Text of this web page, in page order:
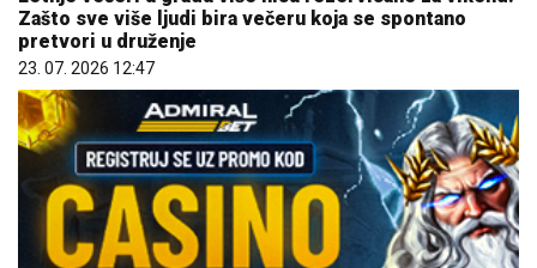
Zašto sve više ljudi bira večeru koja se spontano
pretvori u druženje
23. 07. 2026 12:47